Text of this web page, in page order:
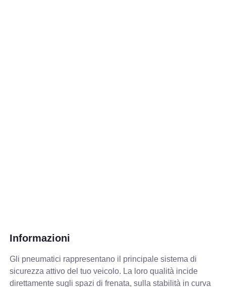
Informazioni
Gli pneumatici rappresentano il principale sistema di
sicurezza attivo del tuo veicolo. La loro qualità incide
direttamente sugli spazi di frenata, sulla stabilità in curva